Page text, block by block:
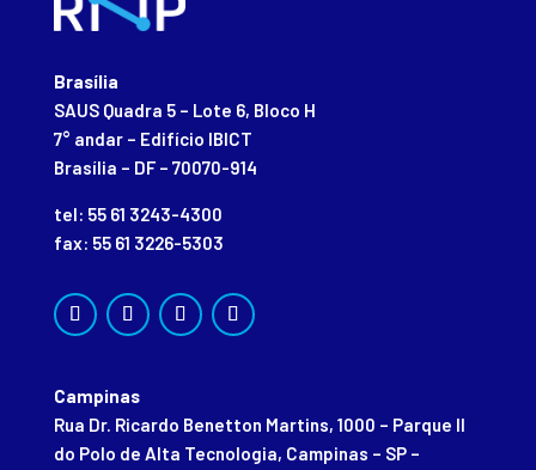
Brasília
SAUS Quadra 5 – Lote 6, Bloco H
7° andar – Edifício IBICT
Brasília – DF – 70070-914
tel: 55 61 3243-4300
fax: 55 61 3226-5303
Campinas
Rua Dr. Ricardo Benetton Martins, 1000 – Parque II
do Polo de Alta Tecnologia, Campinas – SP –